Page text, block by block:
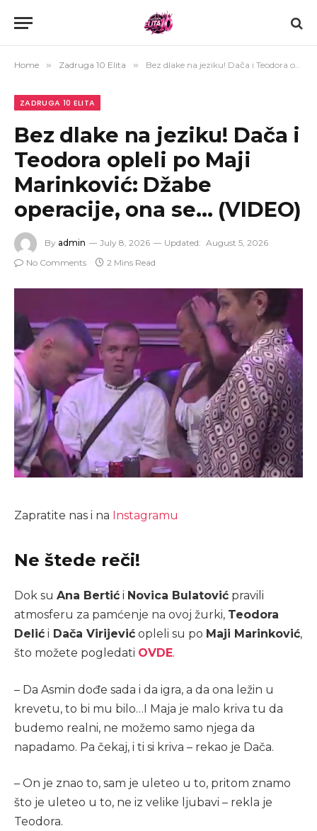
Home » Zadruga 10 Elita » Bez dlake na jeziku! Dača i Teodora opleli po Maji Marinković: Džabe operacije, ona se… (VIDEO)
ZADRUGA 10 ELITA
Bez dlake na jeziku! Dača i
Teodora opleli po Maji
Marinković: Džabe
operacije, ona se… (VIDEO)
By admin July 8, 2026 Updated: August 5, 2026
No Comments
2 Mins Read
Zapratite nas i na Instagramu
Ne štede reči!
Dok su Ana Bertić i Novica Bulatović pravili
atmosferu za pamćenje na ovoj žurki, Teodora
Delić i Dača Virijević opleli su po Maji Marinković,
što možete pogledati OVDE.
– Da Asmin dođe sada i da igra, a da ona ležin u
krevetu, to bi mu bilo…I Maja je malo kriva tu da
budemo realni, ne možemo samo njega da
napadamo. Pa čekaj, i ti si kriva – rekao je Dača.
– On je znao to, sam je uleteo u to, pritom znamo
što je uleteo u to, ne iz velike ljubavi – rekla je
Teodora.